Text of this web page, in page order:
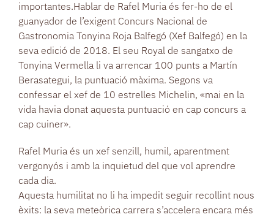
importantes.Hablar de Rafel Muria és fer-ho de el
guanyador de l’exigent Concurs Nacional de
Gastronomia Tonyina Roja Balfegó (Xef Balfegó) en la
seva edició de 2018. El seu Royal de sangatxo de
Tonyina Vermella li va arrencar 100 punts a Martín
Berasategui, la puntuació màxima. Segons va
confessar el xef de 10 estrelles Michelin, «mai en la
vida havia donat aquesta puntuació en cap concurs a
cap cuiner».
Rafel Muria és un xef senzill, humil, aparentment
vergonyós i amb la inquietud del que vol aprendre
cada dia.
Aquesta humilitat no li ha impedit seguir recollint nous
èxits: la seva meteòrica carrera s’accelera encara més